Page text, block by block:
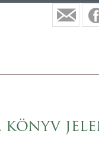
könyv